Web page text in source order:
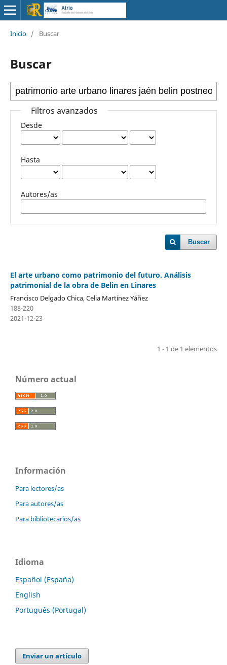
Inicio / Buscar
Buscar
Filtros avanzados
Desde
Hasta
Autores/as
Buscar
El arte urbano como patrimonio del futuro. Análisis
patrimonial de la obra de Belin en Linares
Francisco Delgado Chica, Celia Martínez Yáñez
188-220
2021-12-23
1 - 1 de 1 elementos
Número actual
Información
Para lectores/as
Para autores/as
Para bibliotecarios/as
Idioma
Español (España)
English
Português (Portugal)
Enviar un artículo